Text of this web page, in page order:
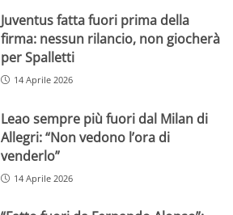
Juventus fatta fuori prima della
firma: nessun rilancio, non giocherà
per Spalletti
14 Aprile 2026
Leao sempre più fuori dal Milan di
Allegri: “Non vedono l’ora di
venderlo”
14 Aprile 2026